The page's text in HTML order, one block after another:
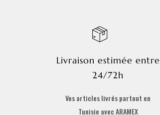
Livraison estimée entre
24/72h
Vos articles livrés partout en
Tunisie avec ARAMEX